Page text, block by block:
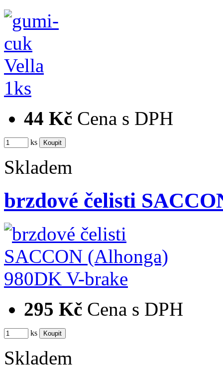
44 Kč Cena s DPH
ks
Skladem
brzdové čelisti
295 Kč Cena s DPH
ks
Skladem